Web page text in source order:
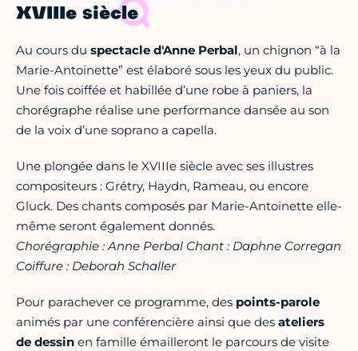
XVIIIe siècle
Au cours du spectacle d'Anne Perbal, un chignon “à la
Marie-Antoinette” est élaboré sous les yeux du public.
Une fois coiffée et habillée d’une robe à paniers, la
chorégraphe réalise une performance dansée au son
de la voix d’une soprano a capella.
Une plongée dans le XVIIIe siècle avec ses illustres
compositeurs : Grétry, Haydn, Rameau, ou encore
Gluck. Des chants composés par Marie-Antoinette elle-
même seront également donnés.
Chorégraphie : Anne Perbal Chant : Daphne Corregan
Coiffure : Deborah Schaller
Pour parachever ce programme, des points-parole
animés par une conférencière ainsi que des ateliers
de dessin en famille émailleront le parcours de visite